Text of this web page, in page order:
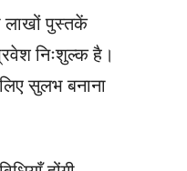
लाखों पुस्तकें
निःशुल्क है।
सुलभ बनाना